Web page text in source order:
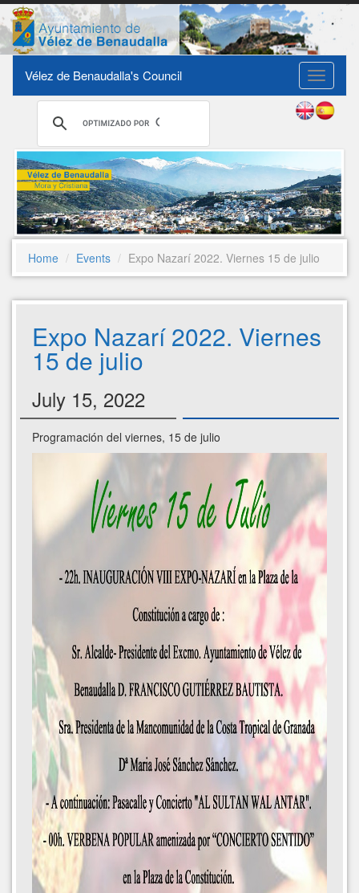
Toggle
Vélez de Benaudalla's Council
Home Events Expo Nazarí 2022. Viernes 15 de julio
Expo Nazarí 2022. Viernes
15 de julio
July 15, 2022
Programación del viernes, 15 de julio